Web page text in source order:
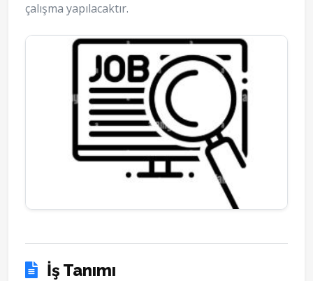
çalışma yapılacaktır.
İş Tanımı